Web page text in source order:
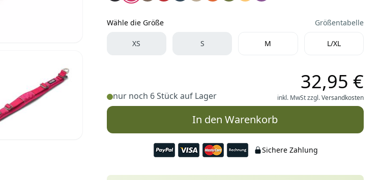
Wähle die Größe Größentabelle
XS S M L/XL
nur noch 6 Stück auf Lager
32,95 €
inkl. MwSt zzgl.Versandkosten
In den Warenkorb
Sichere Zahlung